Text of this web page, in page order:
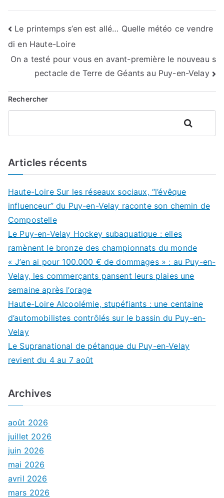
Navigation
de
l’article
Le printemps s’en est allé… Quelle météo ce vendre
di en Haute-Loire
On a testé pour vous en avant-première le nouveau s
pectacle de Terre de Géants au Puy-en-Velay
Rechercher
Rechercher
Articles récents
Haute-Loire Sur les réseaux sociaux, “l’évêque
influenceur” du Puy-en-Velay raconte son chemin de
Compostelle
Le Puy-en-Velay Hockey subaquatique : elles
ramènent le bronze des championnats du monde
« J’en ai pour 100.000 € de dommages » : au Puy-en-
Velay, les commerçants pansent leurs plaies une
semaine après l’orage
Haute-Loire Alcoolémie, stupéfiants : une centaine
d’automobilistes contrôlés sur le bassin du Puy-en-
Velay
Le Supranational de pétanque du Puy-en-Velay
revient du 4 au 7 août
Archives
août 2026
juillet 2026
juin 2026
mai 2026
avril 2026
mars 2026